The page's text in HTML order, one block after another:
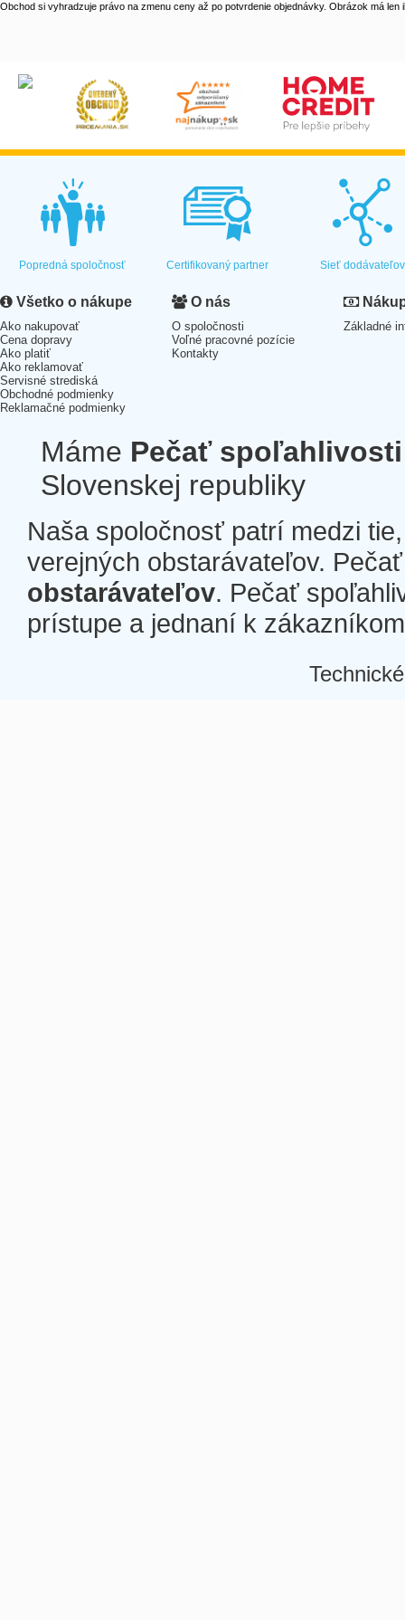
Obchod si vyhradzuje právo na zmenu ceny až po potvrdenie objednávky. Obrázok má len
Popredná spoločnosť Certifikovaný partner Sieť dodávateľov
Všetko o nákupe
Ako nakupovať
Cena dopravy
Ako platiť
Ako reklamovať
Servisné strediská
Obchodné podmienky
Reklamačné podmienky
O nás
O spoločnosti
Voľné pracovné pozície
Kontakty
Základné
Máme Pečať spoľahlivosti
Slovenskej republiky
Naša spoločnosť patrí medzi
verejných obstarávateľov.
obstarávateľov. Pečať
prístupe a jednaní k